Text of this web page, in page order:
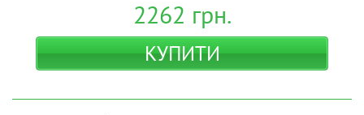
2262 грн.
КУПИТИ